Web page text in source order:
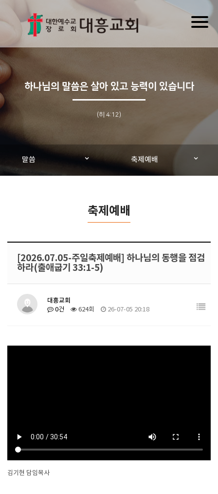
하나님의 말씀은 살아 있고 능력이 있습니다
(히 4:12)
말씀 축제예배
축제예배
[2026.07.05-주일축제예배] 하나님의 동행을 점검
하라(출애굽기 33:1-5)
대흥교회
0건 624회 26-07-05 20:18
김기현 담임목사